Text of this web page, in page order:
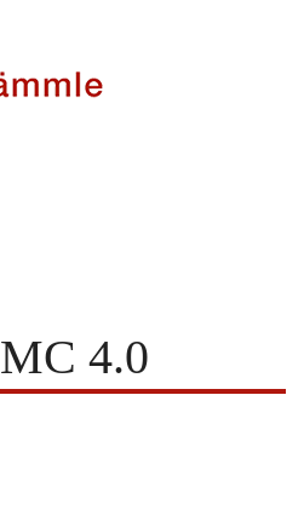
MC 4.0